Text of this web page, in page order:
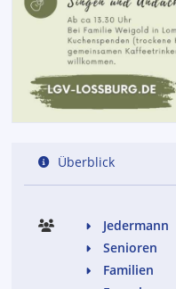
Überblick
Jedermann
Senioren
Familien